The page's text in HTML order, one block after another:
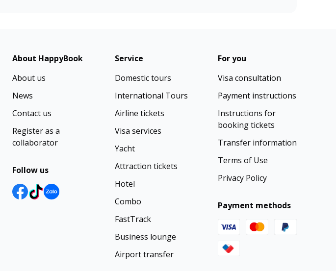
About HappyBook
About us
News
Contact us
Register as a
collaborator
Follow us
Service
Domestic tours
International Tours
Airline tickets
Visa services
Yacht
Attraction tickets
Hotel
Combo
FastTrack
Business lounge
Airport transfer
For you
Visa consultation
Payment instructions
Instructions for
booking tickets
Transfer information
Terms of Use
Privacy Policy
Payment methods